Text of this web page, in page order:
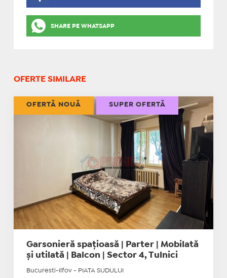
SHARE PE WHATSAPP
OFERTE SIMILARE
Garsonieră spațioasă | Parter | Mobilată
și utilată | Balcon | Sector 4, Tulnici
Bucuresti-Ilfov - PIATA SUDULUI
OFERTĂ NOUĂ SUPER OFERTĂ